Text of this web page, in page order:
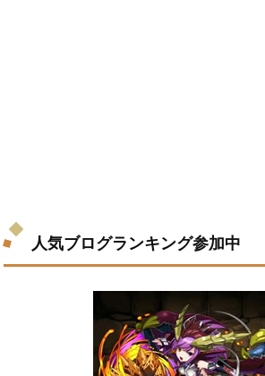
人気ブログランキング参加中